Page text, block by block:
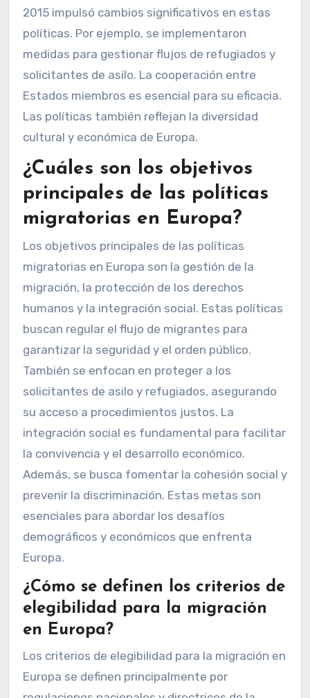
2015 impulsó cambios significativos en estas
políticas. Por ejemplo, se implementaron
medidas para gestionar flujos de refugiados y
solicitantes de asilo. La cooperación entre
Estados miembros es esencial para su eficacia.
Las políticas también reflejan la diversidad
cultural y económica de Europa.
¿Cuáles son los objetivos
principales de las políticas
migratorias en Europa?
Los objetivos principales de las políticas
migratorias en Europa son la gestión de la
migración, la protección de los derechos
humanos y la integración social. Estas políticas
buscan regular el flujo de migrantes para
garantizar la seguridad y el orden público.
También se enfocan en proteger a los
solicitantes de asilo y refugiados, asegurando
su acceso a procedimientos justos. La
integración social es fundamental para facilitar
la convivencia y el desarrollo económico.
Además, se busca fomentar la cohesión social y
prevenir la discriminación. Estas metas son
esenciales para abordar los desafíos
demográficos y económicos que enfrenta
Europa.
¿Cómo se definen los criterios de
elegibilidad para la migración
en Europa?
Los criterios de elegibilidad para la migración en
Europa se definen principalmente por